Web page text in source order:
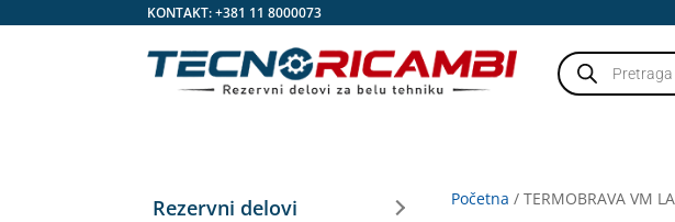
KONTAKT:+381 11 8000073
Products
search
Početna / TERMOBRAVA VM
Rezervni delovi